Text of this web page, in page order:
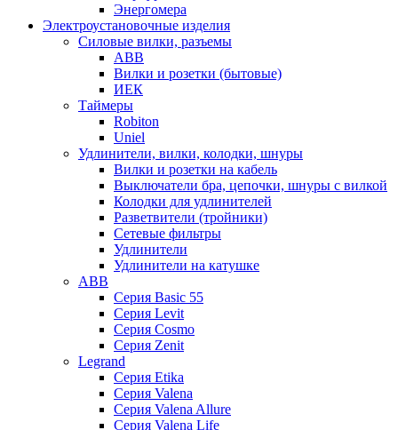
Энергомера
Электроустановочные изделия
Силовые вилки, разъемы
ABB
Вилки и розетки (бытовые)
ИЕК
Таймеры
Robiton
Uniel
Удлинители, вилки, колодки, шнуры
Вилки и розетки на кабель
Выключатели бра, цепочки, шнуры с вилкой
Колодки для удлинителей
Разветвители (тройники)
Сетевые фильтры
Удлинители
Удлинители на катушке
ABB
Серия Basic 55
Серия Levit
Серия Cosmo
Серия Zenit
Legrand
Серия Etika
Серия Valena
Серия Valena Allure
Серия Valena Life